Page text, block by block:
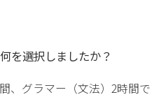
を選択しましたか？
、グラマー（文法）2時間で